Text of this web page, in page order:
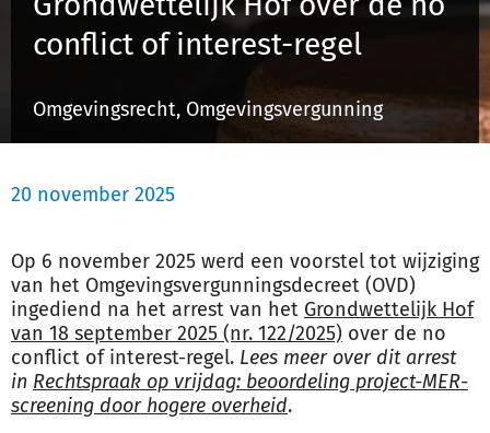
Schulinck Omgevingsrecht Databank
Contact
Registreren
conflict of interest-regel
Omgevingsrecht, Omgevingsvergunning
20 november 2025
Op 6 november 2025 werd een voorstel tot wijziging
van het Omgevingsvergunningsdecreet (OVD)
ingediend na het arrest van het Grondwettelijk Hof
van 18 september 2025 (nr. 122/2025) over de no
conflict of interest-regel. Lees meer over dit arrest
in Rechtspraak op vrijdag: beoordeling project-MER-
screening door hogere overheid.